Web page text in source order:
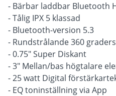
- Bärbar laddbar Bluetooth
- Tålig IPX 5 klassad
- Bluetooth-version 5.3
- Rundstrålande 360
- 0.75" Super Diskant
- 3" Mellan/bas högtalare
- 25 watt Digital
- EQ toninställning via App